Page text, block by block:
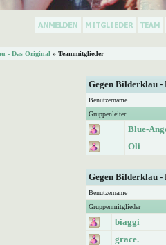
- Das Original » Teammitglieder
Gegen Bilderklau
Benutzername
Gruppenleiter
Blue-
Oli
Gegen Bilderklau
Benutzername
Gruppenmitglieder
biaggi
grace.